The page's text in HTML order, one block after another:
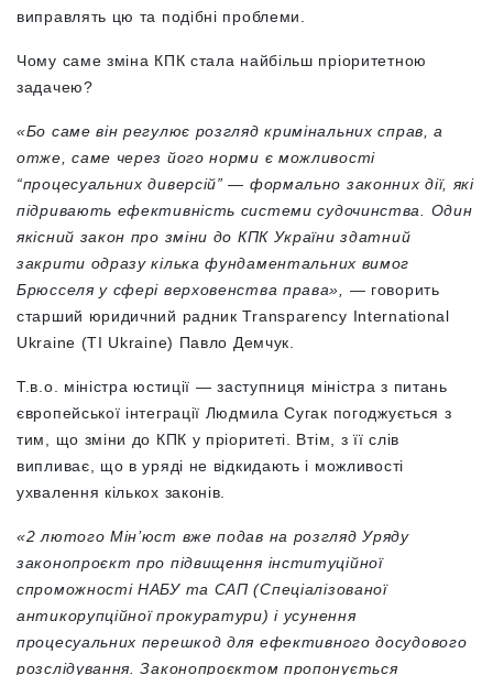
виправлять цю та подібні проблеми.
Чому саме зміна КПК стала найбільш пріоритетною
задачею?
«Бо саме він регулює розгляд кримінальних справ, а
отже, саме через його норми є можливості
“процесуальних диверсій” — формально законних дії, які
підривають ефективність системи судочинства. Один
якісний закон про зміни до КПК України здатний
закрити одразу кілька фундаментальних вимог
Брюсселя у сфері верховенства права», — говорить
старший юридичний радник Transparency International
Ukraine (TI Ukraine) Павло Демчук.
Т.в.о. міністра юстиції — заступниця міністра з питань
європейської інтеграції Людмила Сугак погоджується з
тим, що зміни до КПК у пріоритеті. Втім, з її слів
випливає, що в уряді не відкидають і можливості
ухвалення кількох законів.
«2 лютого Мін’юст вже подав на розгляд Уряду
законопроєкт про підвищення інституційної
спроможності НАБУ та САП (Спеціалізованої
антикорупційної прокуратури) і усунення
процесуальних перешкод для ефективного досудового
розслідування. Законопроєктом пропонується